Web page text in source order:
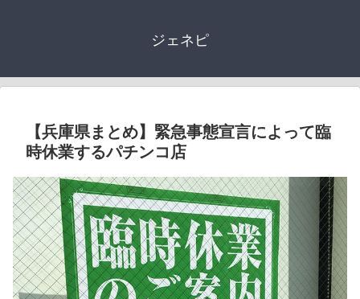
ジェネピ
【兵庫県まとめ】緊急事態宣言によって臨
時休業するパチンコ店